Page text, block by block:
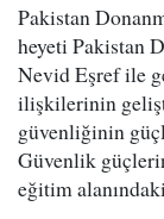
Pakistan
heyeti Pakistan
Nevid Eşref ile
ilişkilerinin
güvenliğinin
Güvenlik
eğitim